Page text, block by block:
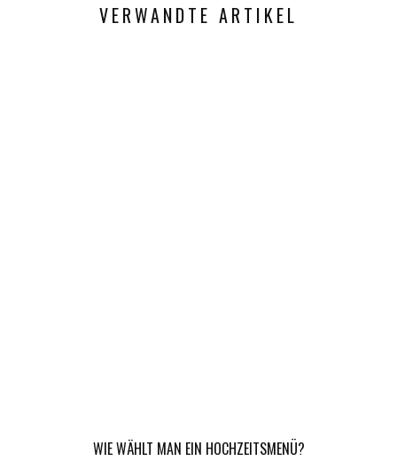
VERWANDTE ARTIKEL
WIE WÄHLT MAN EIN HOCHZEITSMENÜ?